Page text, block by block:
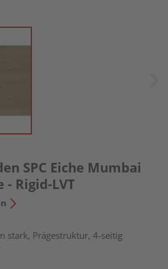
SPC Eiche Mumbai
- Rigid-LVT
stark, Prägestruktur, 4-seitig